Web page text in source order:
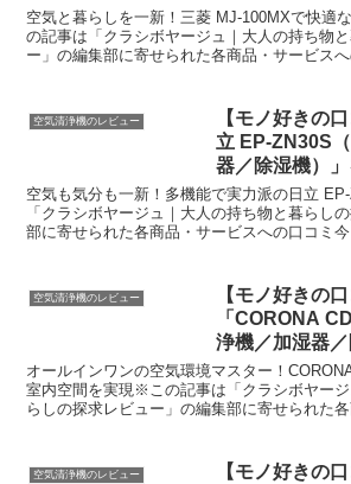
た正直感想
空気と暮らしを一新！三菱 MJ-100MXで快適
の記事は「クラシボヤージュ｜大人の持ち物
ー」の編集部に寄せられた各商品・サービスへ
空気清浄機のレビュー
【モノ好きの
立 EP-ZN30S
器／除湿機）
た正直感想
空気も気分も一新！多機能で実力派の日立
「クラシボヤージュ｜大人の持ち物と暮らし
部に寄せられた各商品・サービスへの口コミ今
空気清浄機のレビュー
【モノ好きの
「CORONA
浄機／加湿器
に使ってみた
オールインワンの空気環境マスター！
室内空間を実現※この記事は「クラシボヤー
らしの探求レビュー」の編集部に寄せられた
空気清浄機のレビュー
【モノ好きの